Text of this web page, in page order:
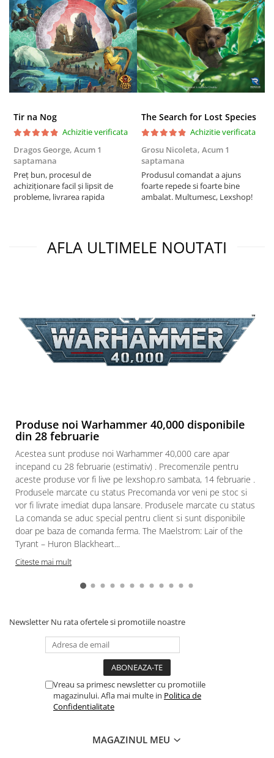
Puzzle 4000 piese
Puzzle 500 piese
4D Cityscape Time Puzzle
Puzzle 180 piese
Puzzle 12 piese
Educative
Puzzle 300 piese
Puzzle
Puzzle 70 piese
Puzzle cu 100 piese
Puzzle 2 in 1
Puzzle 150 piese
Puzzle 1000 piese fluorescent
Puzzle din lemn
Puzzle-uri metalice si logice
Puzzle 3 in 1
Puzzle 350 piese
Puzzle 275 piese
Puzzle 550 piese
Warhammer
Warhammer 40K
Age of Sigmar
Paints & Tools
Accesorii
Marvel Univers
Tir na Nog
Achizitie verificata
Dragos George, Acum 1
saptamana
Preț bun, procesul de
achiziționare facil și lipsit de
probleme, livrarea rapida
The Search for Lost Species
Achizitie verificata
Grosu Nicoleta, Acum 1
saptamana
Produsul comandat a ajuns
foarte repede si foarte bine
ambalat. Multumesc, Lexshop!
AFLA ULTIMELE NOUTATI
Produse noi Warhammer 40,000 disponibile
din 28 februarie
Acestea sunt produse noi Warhammer 40,000 care apar
incepand cu 28 februarie (estimativ) . Precomenzile pentru
aceste produse vor fi live pe lexshop.ro sambata, 14 februarie .
Produsele marcate cu status Precomanda vor veni pe stoc si
vor fi livrate imediat dupa lansare. Produsele marcate cu status
La comanda se aduc special pentru client si sunt disponibile
doar pe baza de comanda ferma. The Maelstrom: Lair of the
Tyrant – Huron Blackheart...
Citeste mai mult
Newsletter Nu rata ofertele si promotiile noastre
Vreau sa primesc newsletter cu promotiile
magazinului. Afla mai multe in Politica de
Confidentialitate
MAGAZINUL MEU